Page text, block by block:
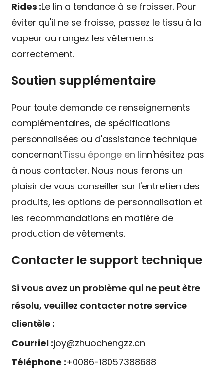
Rides :Le lin a tendance à se froisser. Pour
éviter qu'il ne se froisse, passez le tissu à la
vapeur ou rangez les vêtements
correctement.
Soutien supplémentaire
Pour toute demande de renseignements
complémentaires, de spécifications
personnalisées ou d'assistance technique
concernantTissu éponge en linn'hésitez pas
à nous contacter. Nous nous ferons un
plaisir de vous conseiller sur l'entretien des
produits, les options de personnalisation et
les recommandations en matière de
production de vêtements.
Contacter le support technique
Si vous avez un problème qui ne peut être
résolu, veuillez contacter notre service
clientèle :
Courriel :joy@zhuochengzz.cn
Téléphone :+0086-18057388688